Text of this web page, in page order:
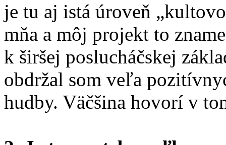
je tu aj istá úroveň
mňa a môj projekt to
k širšej poslucháčskej
obdržal som veľa
hudby. Väčšina hovorí v